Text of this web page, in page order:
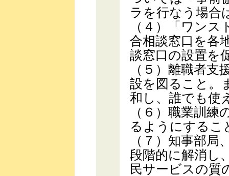
ラを行なう場合
（４）「ワン
合相談窓口を各
談窓口の設置を
（５）離職者
設を図ること。
和し、誰でも使
（６）職業訓
るようにするこ
（７）知事部局
段階的に解消し
民サービスの質